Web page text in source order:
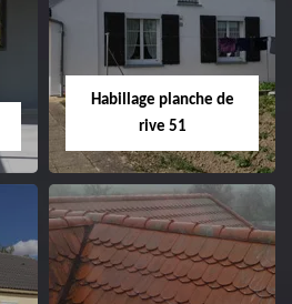
ravalement de
façade 51
Habillage planche de
rive 51
Habillage planche